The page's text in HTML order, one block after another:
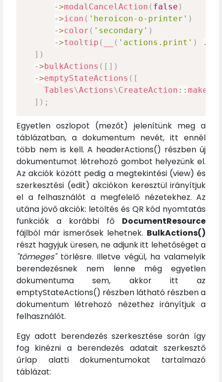
->modalCancelAction ( false )
->icon ( 'heroicon-o-printer' )
->color ( 'secondary' )
->tooltip ( ( 'actions.print' ) .
] )
->bulkActions ( [ ] )
->emptyStateActions ( [
Tables\Actions\CreateAction :: make
] ) ;
Egyetlen oszlopot (mezőt) jelenítünk meg a
táblázatban, a dokumentum nevét, itt ennél
több nem is kell. A headerActions() részben új
dokumentumot létrehozó gombot helyezünk el.
Az akciók között pedig a megtekintési (view) és
szerkesztési (edit) akciókon keresztül irányítjuk
el a felhasználót a megfelelő nézetekhez. Az
utána jövő akciók: letöltés és QR kód nyomtatás
funkciók a korábbi fő DocumentResource
fájlból már ismerősek lehetnek. BulkActions()
részt hagyjuk üresen, ne adjunk itt lehetőséget a
"tömeges"törlésre. Illetve végül, ha valamelyik
berendezésnek nem lenne még egyetlen
dokumentuma sem, akkor itt az
emptyStateActions() részben látható részben a
dokumentum létrehozó nézethez irányítjuk a
felhasználót.
Egy adott berendezés szerkesztése során így
fog kinézni a berendezés adatait szerkesztő
űrlap alatti dokumentumokat tartalmazó
táblázat: